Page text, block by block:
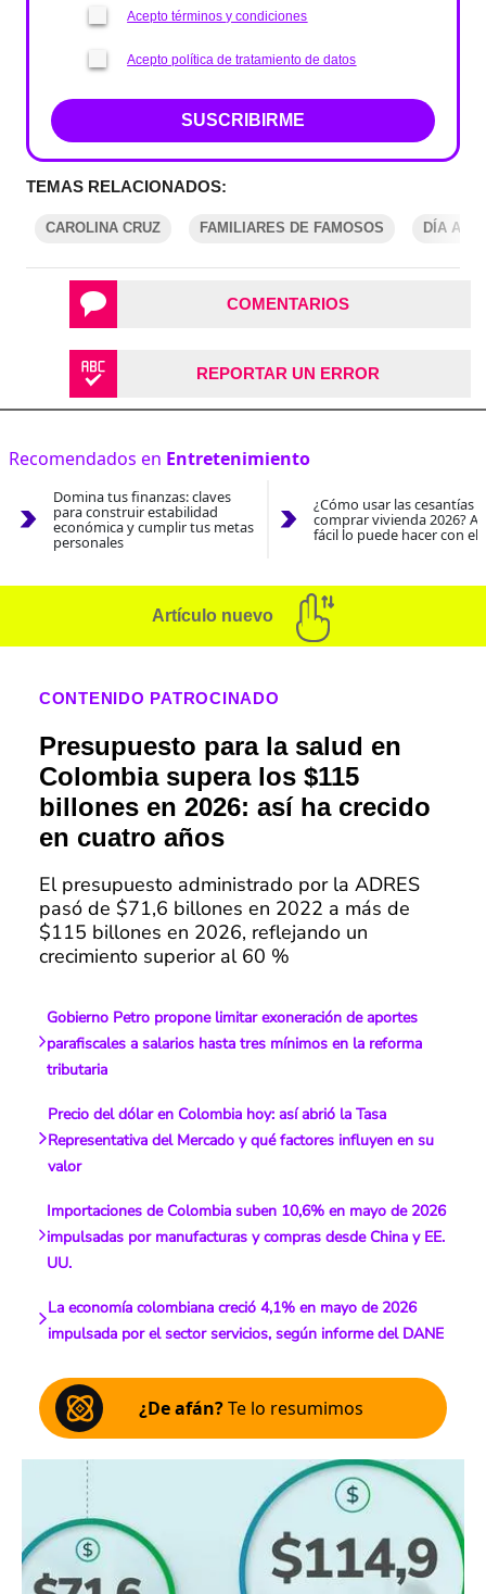
Acepto términos y condiciones
Acepto política de tratamiento de datos
SUSCRIBIRME
TEMAS RELACIONADOS:
CAROLINA CRUZ FAMILIARES DE FAMOSOS DÍA A
COMENTARIOS
REPORTAR UN ERROR
Recomendados en Entretenimiento
Domina tus finanzas: claves
para construir estabilidad
económica y cumplir tus metas
personales
¿Cómo usar las cesantías
comprar vivienda 2026?
fácil lo puede hacer con el
Artículo nuevo
CONTENIDO PATROCINADO
Presupuesto para la salud en
Colombia supera los $115
billones en 2026: así ha crecido
en cuatro años
El presupuesto administrado por la ADRES
pasó de $71,6 billones en 2022 a más de
$115 billones en 2026, reflejando un
crecimiento superior al 60 %
Gobierno Petro propone limitar exoneración de aportes
parafiscales a salarios hasta tres mínimos en la reforma
tributaria
Precio del dólar en Colombia hoy: así abrió la Tasa
Representativa del Mercado y qué factores influyen en su
valor
Importaciones de Colombia suben 10,6% en mayo de 2026
impulsadas por manufacturas y compras desde China y EE.
UU.
La economía colombiana creció 4,1% en mayo de 2026
impulsada por el sector servicios, según informe del DANE
¿De afán?Te lo resumimos